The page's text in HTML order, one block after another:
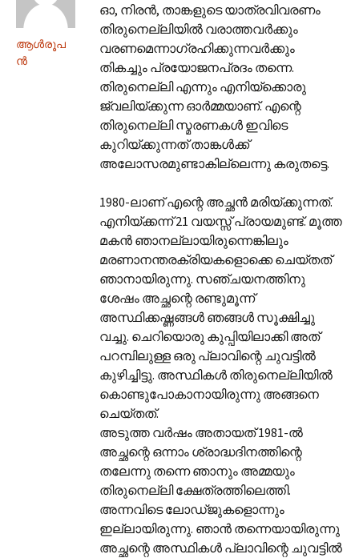
ആള്‍രൂപ
ന്‍
ഓ, നിരന്‍, താങ്കളുടെ യാത്രവിവരണം
തിരുനെല്ലിയില്‍ വരാത്തവര്‍ക്കും
വരണമെന്നാഗ്രഹിക്കുന്നവര്‍ക്കും
തികച്ചും പ്രയോജനപ്രദം തന്നെ.
തിരുനെല്ലി എന്നും എനിയ്ക്കൊരു
ജ്വലിയ്ക്കുന്ന ഓര്‍മ്മയാണ്‌. എന്റെ
തിരുനെല്ലി സ്മരണകള്‍ ഇവിടെ
കുറിയ്ക്കുന്നത്‌ താങ്കള്‍ക്ക്‌
അലോസരമുണ്ടാകില്ലെന്നു കരുതട്ടെ.
1980-ലാണ്‌ എന്റെ അച്ഛന്‍ മരിയ്ക്കുന്നത്‌.
എനിയ്ക്കന്ന് 21 വയസ്സ്‌ പ്രായമുണ്ട്‌. മൂത്ത
മകന്‍ ഞാനല്ലായിരുന്നെങ്കിലും
മരണാനന്തരക്രിയകളൊക്കെ ചെയ്തത്‌
ഞാനായിരുന്നു. സഞ്ചയനത്തിനു
ശേഷം അച്ഛന്റെ രണ്ടുമൂന്ന്
അസ്ഥിക്കഷ്ണങ്ങള്‍ ഞങ്ങള്‍ സൂക്ഷിച്ചു
വച്ചു. ചെറിയൊരു കുപ്പിയിലാക്കി അത്‌
പറമ്പിലുള്ള ഒരു പ്ലാവിന്റെ ചുവട്ടില്‍
കുഴിച്ചിട്ടു. അസ്ഥികള്‍ തിരുനെല്ലിയില്‍
കൊണ്ടുപോകാനായിരുന്നു അങ്ങനെ
ചെയ്തത്‌.
അടുത്ത വര്‍ഷം അതായത്‌ 1981-ല്‍
അച്ഛന്റെ ഒന്നാം ശ്രാദ്ധദിനത്തിന്റെ
തലേന്നു തന്നെ ഞാനും അമ്മയും
തിരുനെല്ലി ക്ഷേത്രത്തിലെത്തി.
അന്നവിടെ ലോഡ്ജുകളൊന്നും
ഇല്ലായിരുന്നു. ഞാന്‍ തന്നെയായിരുന്നു
അച്ഛന്റെ അസ്ഥികള്‍ പ്ലാവിന്റെ ചുവട്ടില്‍